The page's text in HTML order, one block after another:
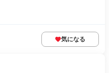
気になる